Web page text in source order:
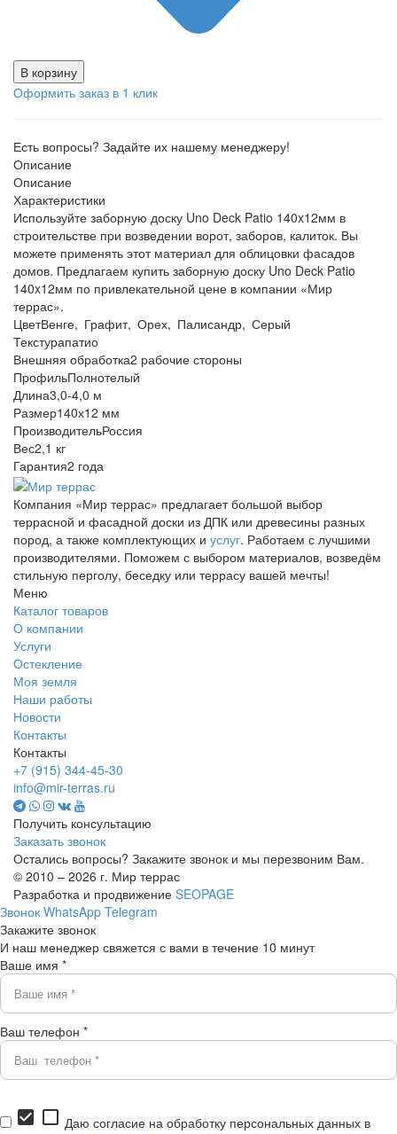
В корзину
Оформить заказ в 1 клик
Есть вопросы? Задайте их нашему менеджеру!
Описание
Описание
Характеристики
Используйте заборную доску Uno Deck Patio 140x12мм в
строительстве при возведении ворот, заборов, калиток. Вы
можете применять этот материал для облицовки фасадов
домов. Предлагаем купить заборную доску Uno Deck Patio
140x12мм по привлекательной цене в компании «Мир
террас».
ЦветВенге, Графит, Орех, Палисандр, Серый
Текстурапатио
Внешняя обработка2 рабочие стороны
ПрофильПолнотелый
Длина3,0-4,0 м
Размер140х12 мм
ПроизводительРоссия
Вес2,1 кг
Гарантия2 года
Компания «Мир террас» предлагает большой выбор
террасной и фасадной доски из ДПК или древесины разных
пород, а также комплектующих и услуг. Работаем с лучшими
производителями. Поможем с выбором материалов, возведём
стильную перголу, беседку или террасу вашей мечты!
Меню
Каталог товаров
О компании
Услуги
Остекление
Моя земля
Наши работы
Новости
Контакты
Контакты
+7 (915) 344-45-30
info@mir-terras.ru
Получить консультацию
Заказать звонок
Остались вопросы? Закажите звонок и мы перезвоним Вам.
© 2010 – 2026 г. Мир террас
Разработка и продвижение SEOPAGE
Звонок WhatsApp Telegram
Закажите звонок
И наш менеджер свяжется с вами в течение 10 минут
Ваше имя *
Ваш телефон *
check_box check_box_outline_blank Даю согласие на обработку персональных данных в